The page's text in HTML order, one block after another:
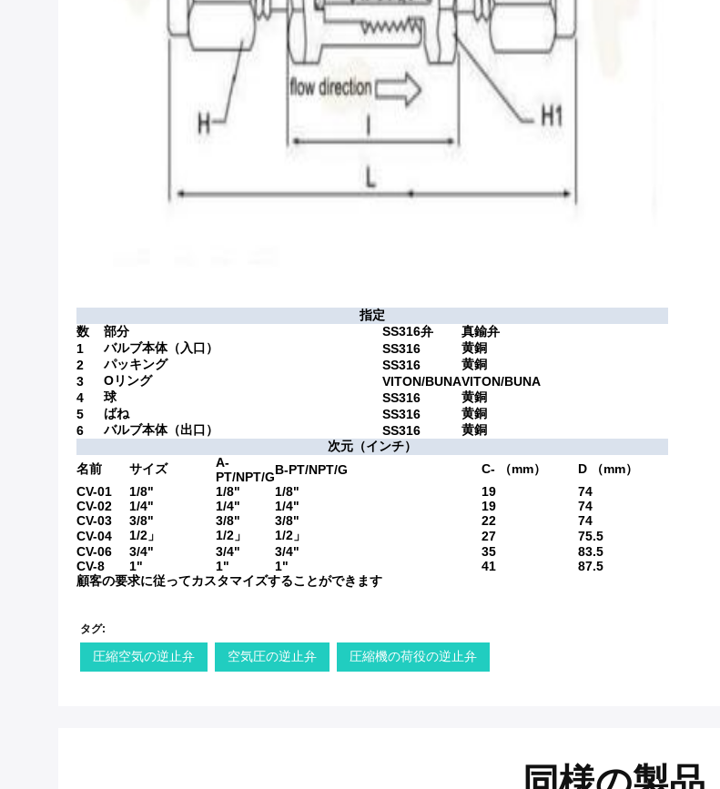
指定
数
部分 SS316弁
真鍮弁
1
バルブ本体（入口） SS316
黄銅
2
パッキング SS316
黄銅
3
Oリング VITON/BUNAVITON/BUNA
4
球 SS316
黄銅
5
ばね SS316
黄銅
6
バルブ本体（出口） SS316
黄銅
次元（インチ）
名前
サイズ
A-
PT/NPT/GB-PT/NPT/G C- （mm）
D （mm）
CV-01
1/8" 1/8" 1/8" 19
74
CV-02
1/4" 1/4" 1/4" 19
74
CV-03
3/8" 3/8" 3/8" 22
74
CV-04
1/2」 1/2」 1/2」 27
75.5
CV-06
3/4" 3/4" 3/4" 35
83.5
CV-8
1" 1" 1" 41
87.5
顧客の要求に従ってカスタマイズすることができます
タグ:
圧縮空気の逆止弁 空気圧の逆止弁 圧縮機の荷役の逆止弁